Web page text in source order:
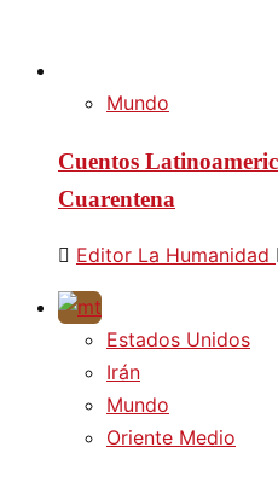
Mundo
Cuentos
Cuarentena
Editor La Humanidad
Estados Unidos
Irán
Mundo
Oriente Medio